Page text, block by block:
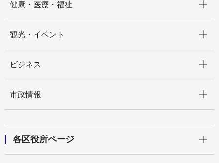
健康・医療・福祉
観光・イベント
ビジネス
市政情報
各区役所ページ